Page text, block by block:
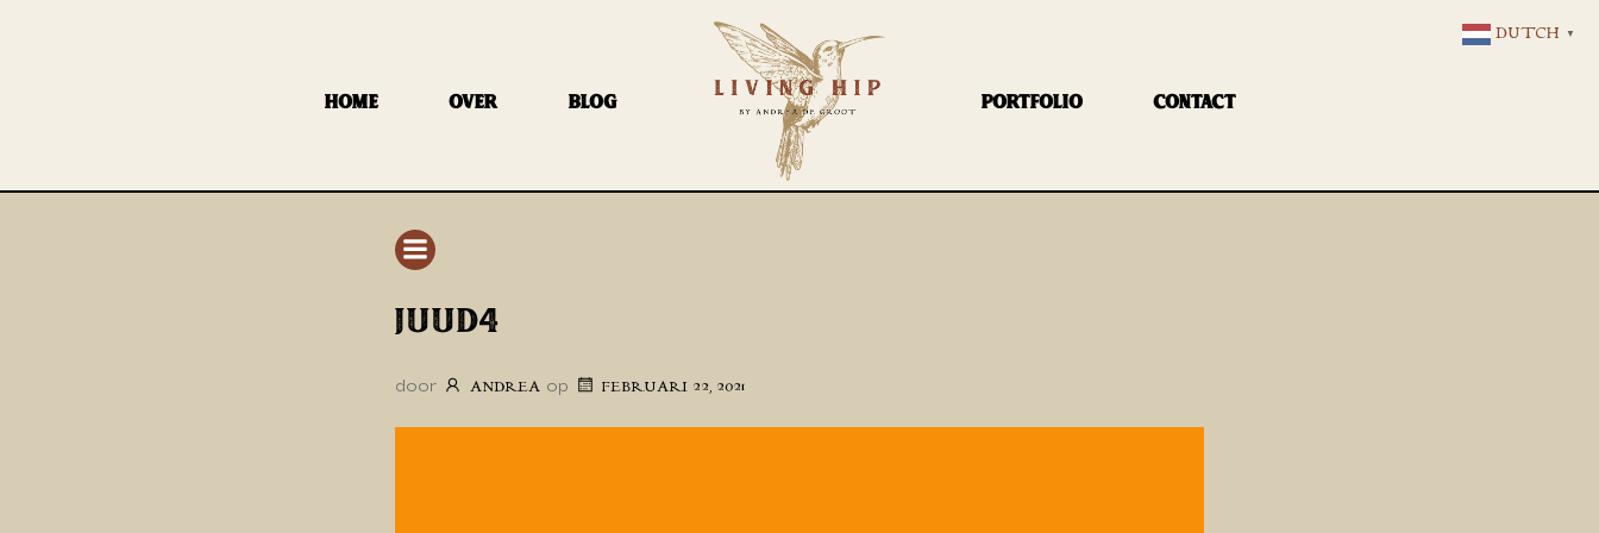
HOME OVER BLOG PORTFOLIO CONTACT
JUUD4
door ANDREA op FEBRUARI 22, 2021
DUTCH ▼